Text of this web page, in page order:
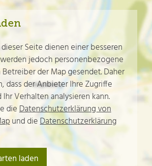
Seite dienen einer besseren
jedoch personenbezogene
der Map gesendet. Daher
dass der Anbieter Ihre Zugriffe
Verhalten analysieren kann.
dieDatenschutzerklärung von
und dieDatenschutzerklärung
laden